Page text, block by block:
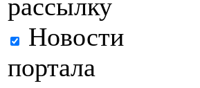
рассылку
Новости
портала